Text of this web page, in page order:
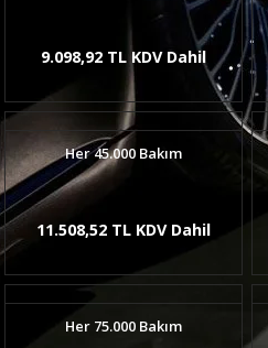
9.098,92 TL KDV Dahil
Her 45.000 Bakım
11.508,52 TL KDV Dahil
Her 75.000 Bakım